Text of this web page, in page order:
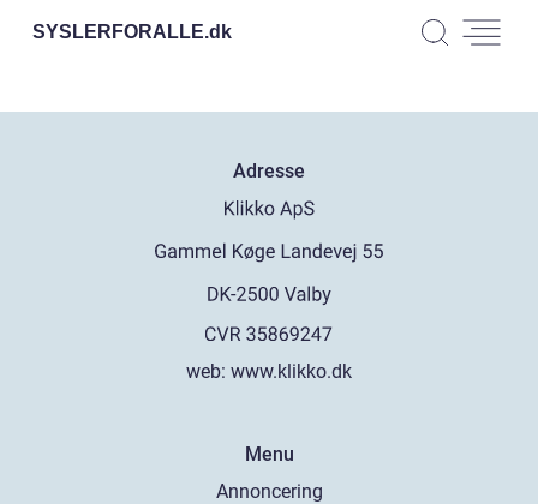
SYSLERFORALLE.dk
Adresse
web: www.klikko.dk
Menu
Annoncering